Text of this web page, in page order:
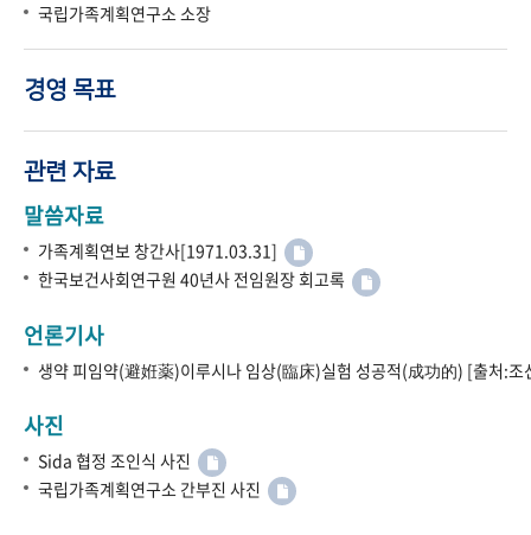
국립가족계획연구소 소장
경영 목표
관련 자료
말씀자료
가족계획연보 창간사[1971.03.31]
한국보건사회연구원 40년사 전임원장 회고록
언론기사
생약 피임약(避姙薬)이루시나 임상(臨床)실험 성공적(成功的) [출처:
사진
Sida 협정 조인식 사진
국립가족계획연구소 간부진 사진